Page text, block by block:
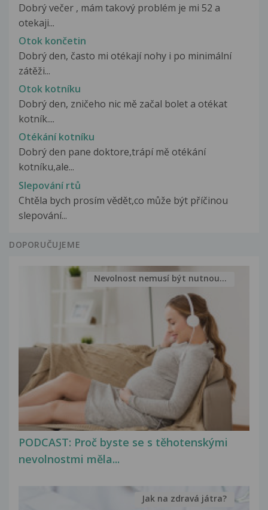
Dobrý večer , mám takový problém je mi 52 a
otekaji...
Otok končetin
Dobrý den, často mi otékají nohy i po minimální
zátěži...
Otok kotníku
Dobrý den, zničeho nic mě začal bolet a otékat
kotník....
Otékání kotníku
Dobrý den pane doktore,trápí mě otékání
kotníku,ale...
Slepování rtů
Chtěla bych prosím vědět,co může být příčinou
slepování...
DOPORUČUJEME
PODCAST: Proč byste se s těhotenskými
nevolnostmi měla...
Nevolnost nemusí být nutnou...
Jak na zdravá játra?